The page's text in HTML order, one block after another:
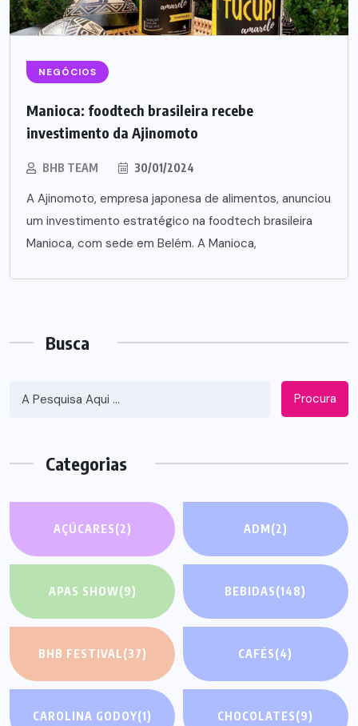
NEGÓCIOS
Manioca: foodtech brasileira recebe
investimento da Ajinomoto
BHB TEAM 30/01/2024
A Ajinomoto, empresa japonesa de alimentos, anunciou
um investimento estratégico na foodtech brasileira
Manioca, com sede em Belém. A Manioca,
Busca
Procura
Categorias
AÇÚCARES(2) ADM(2)
APAS SHOW(9) BEBIDAS(148)
BHB FESTIVAL(37) CAFÉS(4)
CAROLINA GODOY(1) CHOCOLATES(9)